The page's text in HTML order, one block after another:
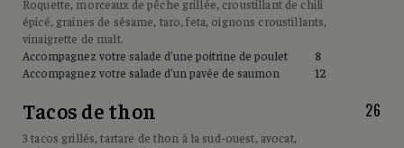
Roquette, morceaux de pêche grillée, croustillant de chili
épicé, graines de sésame, taro, feta, oignons croustillants,
vinaigrette de malt.
Accompagnez votre salade d'une poitrine de poulet
Accompagnez votre salade d'un pavée de saumon
8
12
Tacos de thon
3 tacos grillés, tartare de thon à la sud-ouest, avocat,
26